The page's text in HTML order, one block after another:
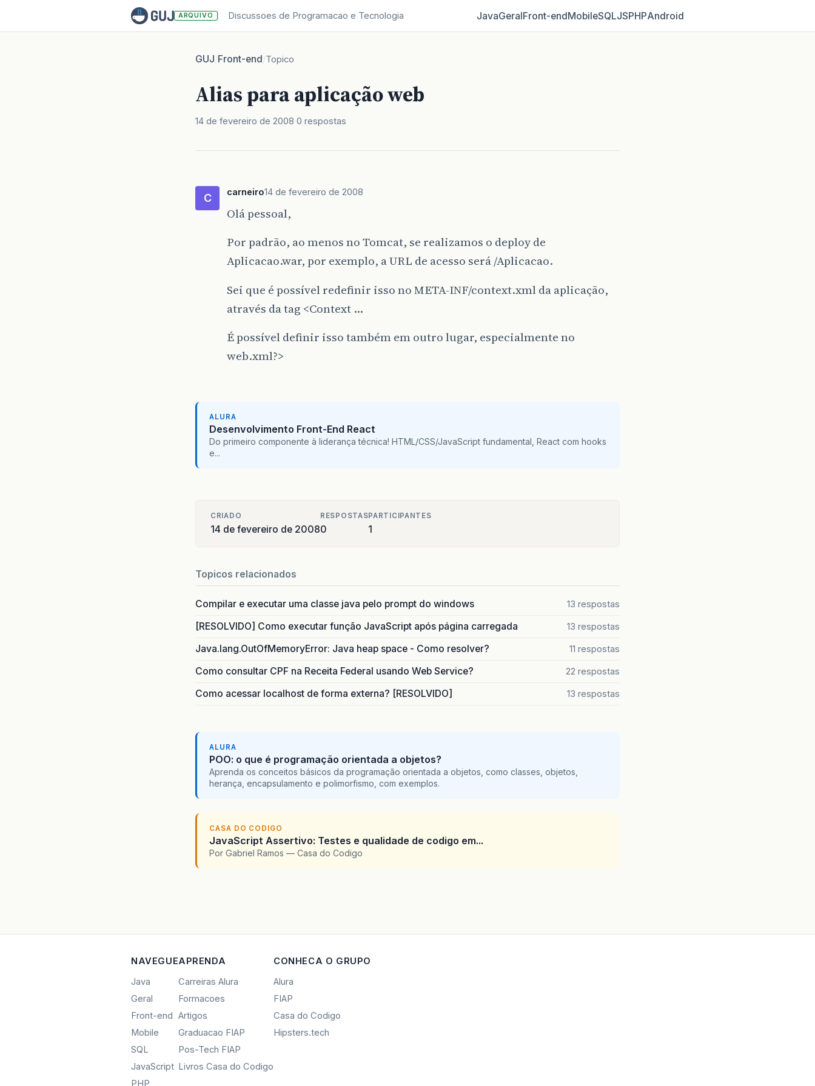
ARQUIVO Discussoes de Programacao e Tecnologia JavaGeralFront‑endMobileSQLJSPHPAndroid
GUJ/Front-end/Topico
Alias para aplicação web
14 de fevereiro de 2008 0 respostas
C carneiro14 de fevereiro de 2008
Olá pessoal,
Por padrão, ao menos no Tomcat, se realizamos o deploy de
Aplicacao.war, por exemplo, a URL de acesso será /Aplicacao.
Sei que é possível redefinir isso no META-INF/context.xml da aplicação,
através da tag <Context …
É possível definir isso também em outro lugar, especialmente no
web.xml?>
ALURA
Desenvolvimento Front-End React
Do primeiro componente à liderança técnica! HTML/CSS/JavaScript fundamental, React com hooks
e...
CRIADO
14 de fevereiro de 2008
RESPOSTAS
0
PARTICIPANTES
1
Topicos relacionados
Compilar e executar uma classe java pelo prompt do windows 13 respostas
[RESOLVIDO] Como executar função JavaScript após página carregada 13 respostas
Java.lang.OutOfMemoryError: Java heap space - Como resolver? 11 respostas
Como consultar CPF na Receita Federal usando Web Service? 22 respostas
Como acessar localhost de forma externa? [RESOLVIDO] 13 respostas
ALURA
POO: o que é programação orientada a objetos?
Aprenda os conceitos básicos da programação orientada a objetos, como classes, objetos,
herança, encapsulamento e polimorfismo, com exemplos.
CASA DO CODIGO
JavaScript Assertivo: Testes e qualidade de codigo em...
Por Gabriel Ramos — Casa do Codigo
NAVEGUE
Java
Geral
Front-end
Mobile
SQL
JavaScript
PHP
APRENDA
Carreiras Alura
Formacoes
Artigos
Graduacao FIAP
Pos-Tech FIAP
Livros Casa do Codigo
CONHECA O GRUPO
Alura
FIAP
Casa do Codigo
Hipsters.tech